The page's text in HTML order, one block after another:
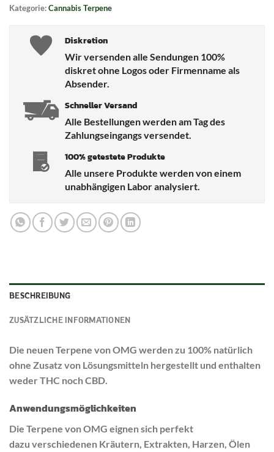
Kategorie:Cannabis Terpene
Diskretion
Wir versenden alle Sendungen 100%
diskret ohne Logos oder Firmenname als
Absender.
Schneller Versand
Alle Bestellungen werden am Tag des
Zahlungseingangs versendet.
100% getestete Produkte
Alle unsere Produkte werden von einem
unabhängigen Labor analysiert.
BESCHREIBUNG
ZUSÄTZLICHE INFORMATIONEN
Die neuen Terpene von OMG werden zu 100% natürlich
ohne Zusatz von Lösungsmitteln hergestellt und enthalten
weder THC noch CBD.
Anwendungsmöglichkeiten
Die Terpene von OMG eignen sich perfekt
dazu verschiedenen Kräutern, Extrakten, Harzen, Ölen